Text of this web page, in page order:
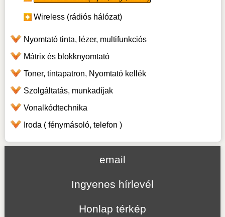
Wireless (rádiós hálózat)
Nyomtató tinta, lézer, multifunkciós
Mátrix és blokknyomtató
Toner, tintapatron, Nyomtató kellék
Szolgáltatás, munkadíjak
Vonalkódtechnika
Iroda ( fénymásoló, telefon )
email
Ingyenes hírlevél
Honlap térkép